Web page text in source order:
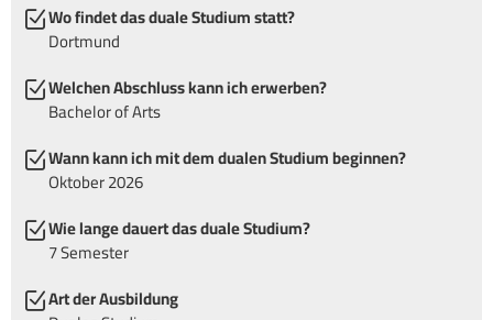
Wo findet das duale Studium statt?
Dortmund
Welchen Abschluss kann ich erwerben?
Bachelor of Arts
Wann kann ich mit dem dualen Studium beginnen?
Oktober 2026
Wie lange dauert das duale Studium?
7 Semester
Art der Ausbildung